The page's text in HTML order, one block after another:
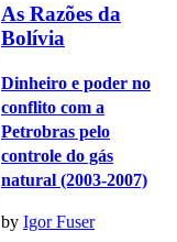
As Razões da
Bolívia
Dinheiro e poder no
conflito com a
Petrobras pelo
controle do gás
natural (2003-2007)
by Igor Fuser